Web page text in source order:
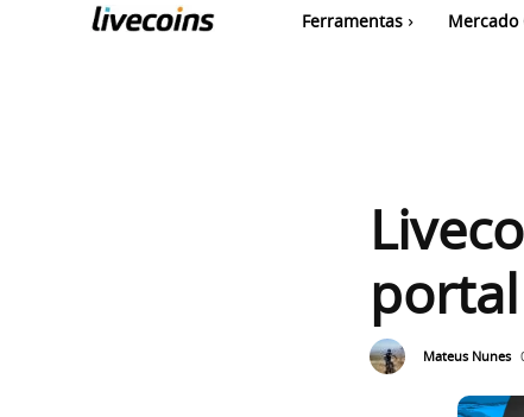
Ferramentas Mercado
Mateus Nunes